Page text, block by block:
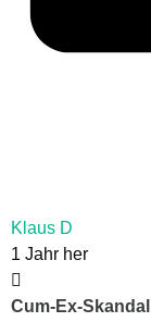
Klaus D
1 Jahr her
Cum-Ex-Skandal